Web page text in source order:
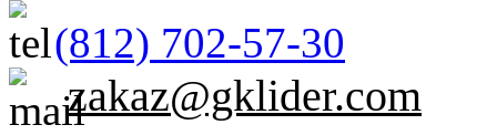
(812) 702-57-30
zakaz@gklider.com